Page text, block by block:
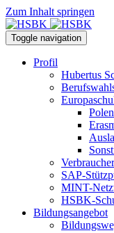
Zum Inhalt springen
Toggle navigation
Profil
Hubertus
SAP-
MINT-
HSBK-
Bildungsangebot